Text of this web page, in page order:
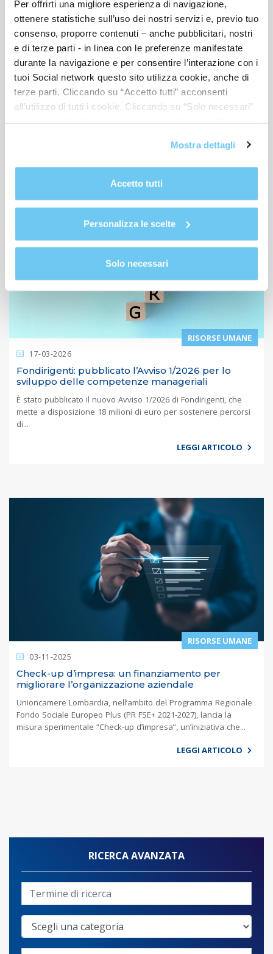
Per offrirti una migliore esperienza di navigazione,
ottenere statistiche sull’uso dei nostri servizi e, previo tuo
consenso, proporre contenuti – anche pubblicitari, nostri
e di terze parti - in linea con le preferenze manifestate
durante la navigazione e per consentire l’interazione con i
tuoi Social network questo sito utilizza cookie, anche di
terze parti. Cliccando su “Accetto tutti” acconsenti
all’utilizzo di tutti i cookie. Cliccando su “Solo necessari”
propria volontà in relazione a ciascuna categoria di
cookie del sito. Per ulteriori informazioni consulta la
Mostra dettagli
Accetto tutti
Personalizza le scelte
Solo necessari
Acconsento Non acconsento
INVIA RICHIESTA
ARTICOLI CORRELATI
RISORSE UMANE
17-03-2026
Fondirigenti: pubblicato l’Avviso 1/2026 per lo
sviluppo delle competenze manageriali
È stato pubblicato il nuovo Avviso 1/2026 di Fondirigenti, che
mette a disposizione 18 milioni di euro per sostenere percorsi
di...
LEGGI ARTICOLO
RISORSE UMANE
03-11-2025
Check-up d’impresa: un finanziamento per
migliorare l’organizzazione aziendale
Unioncamere Lombardia, nell’ambito del Programma Regionale
Fondo Sociale Europeo Plus (PR FSE+ 2021-2027), lancia la
misura sperimentale “Check-up d’impresa”, un’iniziativa che...
LEGGI ARTICOLO
RICERCA AVANZATA